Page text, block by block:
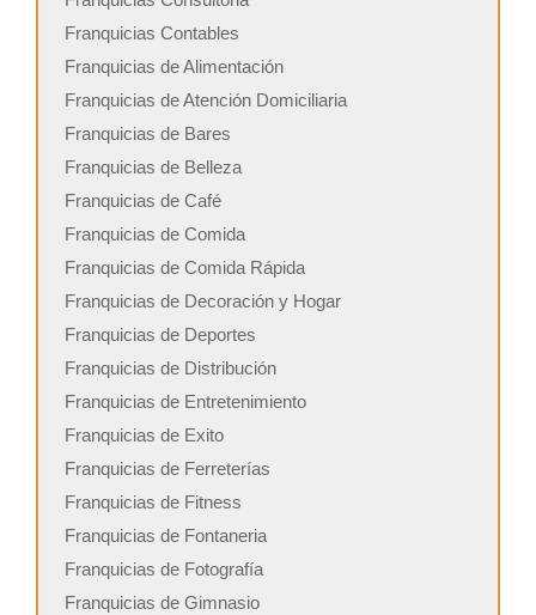
Franquicias Contables
Franquicias de Alimentación
Franquicias de Atención Domiciliaria
Franquicias de Bares
Franquicias de Belleza
Franquicias de Café
Franquicias de Comida
Franquicias de Comida Rápida
Franquicias de Decoración y Hogar
Franquicias de Deportes
Franquicias de Distribución
Franquicias de Entretenimiento
Franquicias de Exito
Franquicias de Ferreterías
Franquicias de Fitness
Franquicias de Fontaneria
Franquicias de Fotografía
Franquicias de Gimnasio